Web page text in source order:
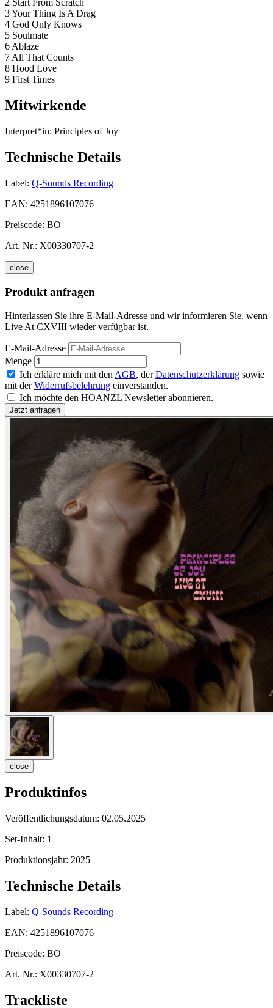
2 Start From Scratch
3 Your Thing Is A Drag
4 God Only Knows
5 Soulmate
6 Ablaze
7 All That Counts
8 Hood Love
9 First Times
Mitwirkende
Interpret*in: Principles of Joy
Technische Details
Label: Q-Sounds Recording
EAN: 4251896107076
Preiscode: BO
Art. Nr.: X00330707-2
close
Produkt anfragen
Hinterlassen Sie ihre E-Mail-Adresse und wir informieren Sie, wenn
Live At CXVIII wieder verfügbar ist.
E-Mail-Adresse
Menge
Ich erkläre mich mit den AGB, derDatenschutzerklärung sowie
mit derWiderrufsbelehrung einverstanden.
Ich möchte den HOANZL Newsletter abonnieren.
close
Produktinfos
Veröffentlichungsdatum: 02.05.2025
Set-Inhalt: 1
Produktionsjahr: 2025
Technische Details
Label: Q-Sounds Recording
EAN: 4251896107076
Preiscode: BO
Art. Nr.: X00330707-2
Trackliste